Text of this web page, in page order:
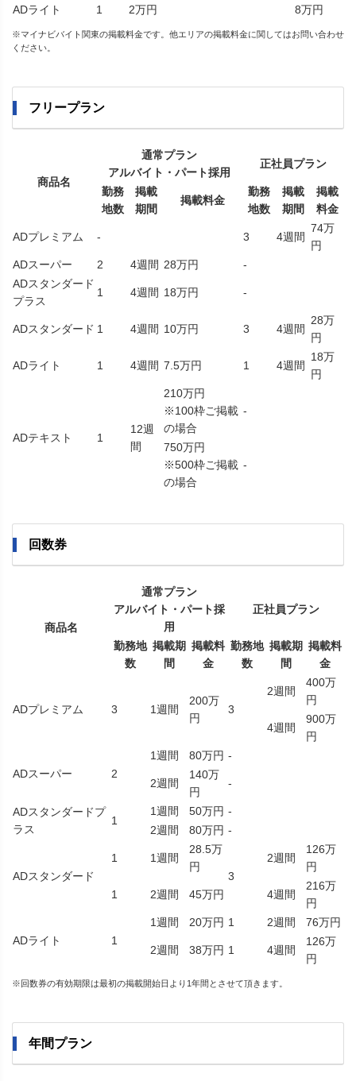
ADライト
1 2万円 8万円
※マイナビバイト関東の掲載料金です。他エリアの掲載料金に関してはお問い合わせ
ください。
フリープラン
商品名
通常プラン
アルバイト・パート採用
正社員プラン
勤務
地数
掲載
期間
掲載料金
勤務
地数
掲載
期間
掲載
料金
ADプレミアム - 3 4週間
74万
円
ADスーパー
2 4週間 28万円
-
ADスタンダード
プラス
1 4週間 18万円 -
ADスタンダード 1 4週間 10万円 3 4週間
28万
円
ADライト 1 4週間 7.5万円 1 4週間
18万
円
ADテキスト 1
12週
間
210万円
※100枠ご掲載
の場合
-
750万円
※500枠ご掲載
の場合
-
回数券
商品名
通常プラン
アルバイト・パート採
用
正社員プラン
勤務地
数
掲載期
間
掲載料
金
勤務地
数
掲載期
間
掲載料
金
ADプレミアム 3 1週間
200万
円
3
2週間
400万
円
4週間
900万
円
ADスーパー 2
1週間 80万円 -
2週間
140万
円
-
ADスタンダードプ
ラス
1
1週間 50万円 -
2週間
80万円 -
ADスタンダード
1 1週間
28.5万
円
3
2週間
126万
円
1 2週間 45万円 4週間
216万
円
ADライト 1
1週間 20万円 1 2週間 76万円
2週間 38万円 1 4週間
126万
円
※回数券の有効期限は最初の掲載開始日より1年間とさせて頂きます。
年間プラン